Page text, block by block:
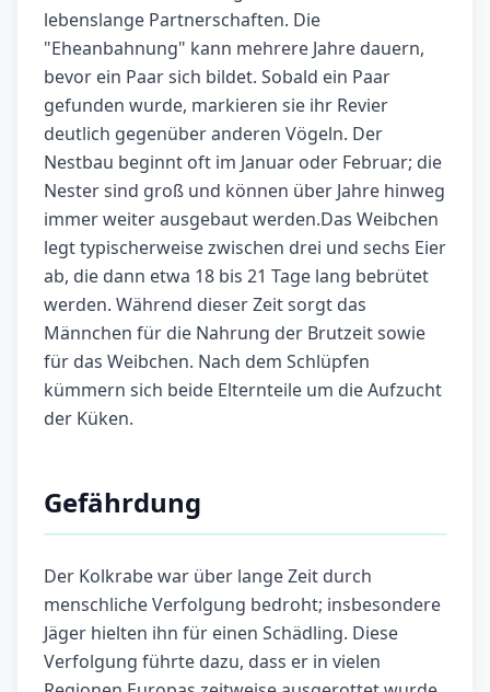
lebenslange Partnerschaften. Die
"Eheanbahnung" kann mehrere Jahre dauern,
bevor ein Paar sich bildet. Sobald ein Paar
gefunden wurde, markieren sie ihr Revier
deutlich gegenüber anderen Vögeln. Der
Nestbau beginnt oft im Januar oder Februar; die
Nester sind groß und können über Jahre hinweg
immer weiter ausgebaut werden.Das Weibchen
legt typischerweise zwischen drei und sechs Eier
ab, die dann etwa 18 bis 21 Tage lang bebrütet
werden. Während dieser Zeit sorgt das
Männchen für die Nahrung der Brutzeit sowie
für das Weibchen. Nach dem Schlüpfen
kümmern sich beide Elternteile um die Aufzucht
der Küken.
Gefährdung
Der Kolkrabe war über lange Zeit durch
menschliche Verfolgung bedroht; insbesondere
Jäger hielten ihn für einen Schädling. Diese
Verfolgung führte dazu, dass er in vielen